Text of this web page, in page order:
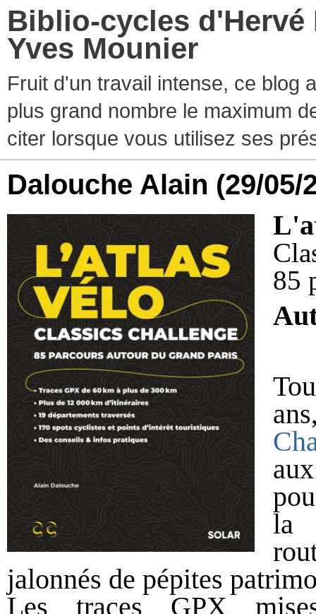
Biblio-cycles d'Hervé
Yves Mounier
Fruit d'un travail intense, ce blog
plus grand nombre le maximum
citer lorsque vous utilisez ses
Dalouche Alain (29/05/
85
la
jalonnés de pépites
Les traces GPX